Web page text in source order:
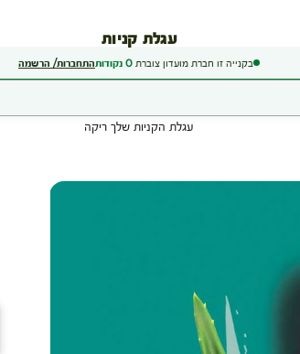
בקנייה זו חברת מועדון צוברת 0 נקודותהתחברות/ הרשמה
עגלת קניות
עגלת הקניות שלך ריקה